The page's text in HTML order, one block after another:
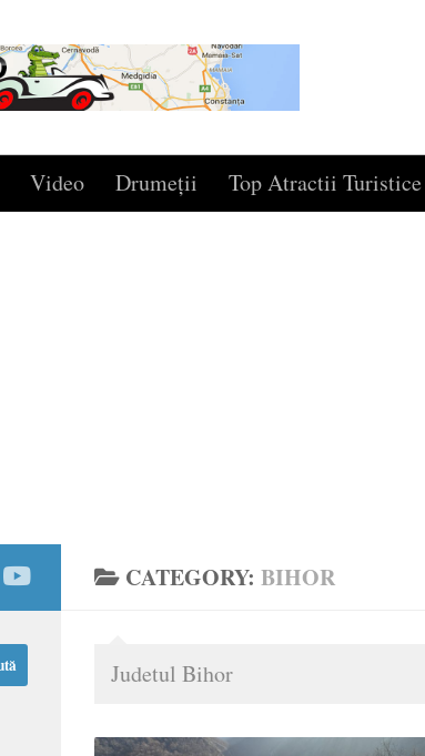
Video Drumeţii Top Atractii Turistice
CATEGORY: BIHOR
Judetul Bihor